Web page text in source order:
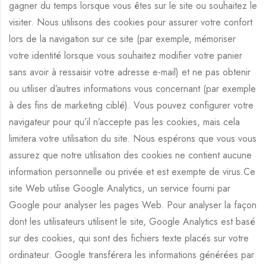
gagner du temps lorsque vous êtes sur le site ou souhaitez le
visiter. Nous utilisons des cookies pour assurer votre confort
lors de la navigation sur ce site (par exemple, mémoriser
votre identité lorsque vous souhaitez modifier votre panier
sans avoir à ressaisir votre adresse e-mail) et ne pas obtenir
ou utiliser d’autres informations vous concernant (par exemple
à des fins de marketing ciblé). Vous pouvez configurer votre
navigateur pour qu’il n’accepte pas les cookies, mais cela
limitera votre utilisation du site. Nous espérons que vous vous
assurez que notre utilisation des cookies ne contient aucune
information personnelle ou privée et est exempte de virus.Ce
site Web utilise Google Analytics, un service fourni par
Google pour analyser les pages Web. Pour analyser la façon
dont les utilisateurs utilisent le site, Google Analytics est basé
sur des cookies, qui sont des fichiers texte placés sur votre
ordinateur. Google transférera les informations générées par